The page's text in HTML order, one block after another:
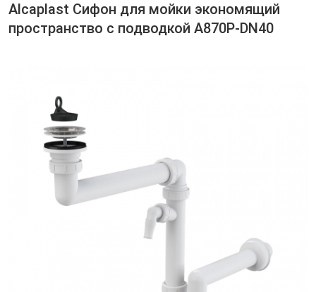
Alcaplast Сифон для мойки экономящий
пространство с подводкой A870P-DN40